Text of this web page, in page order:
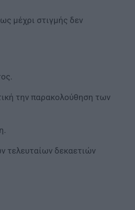
μέχρι στιγμής δεν
την παρακολούθηση των
τελευταίων δεκαετιών